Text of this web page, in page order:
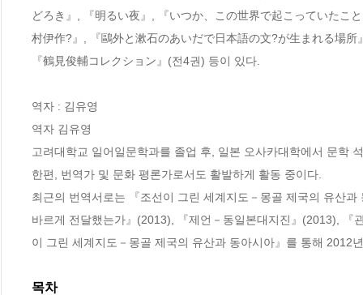
どろき』, 『明るい夜』, 『いつか、この世界で起こっていたこ
村伊作?』, 『鷗外と漱石のあいだで日本語の文?が生まれる場
『鶴見俊輔コレクション』(전4권) 등이 있다.
역자 : 김유영
역자 김유영
고려대학교 일어일문학과를 졸업 후, 일본 오사카대학에서 문학
한편, 번역가 및 문화 평론가로서도 활발하게 활동 중이다.
최근의 번역서로는 『조선이 그린 세계지도－몽골 제국의 유산
바르게 전달했는가』(2013), 『제언－동일본대지진』(2013),
이 그린 세계지도－몽골 제국의 유산과 동아시아』를 통해 2012
목차